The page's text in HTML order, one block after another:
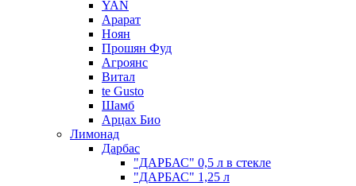
YAN
Арарат
Ноян
Прошян Фуд
Агроянс
Витал
te Gusto
Шамб
Арцах Био
Лимонад
Дарбас
"ДАРБАС" 0,5 л в стекле
"ДАРБАС" 1,25 л